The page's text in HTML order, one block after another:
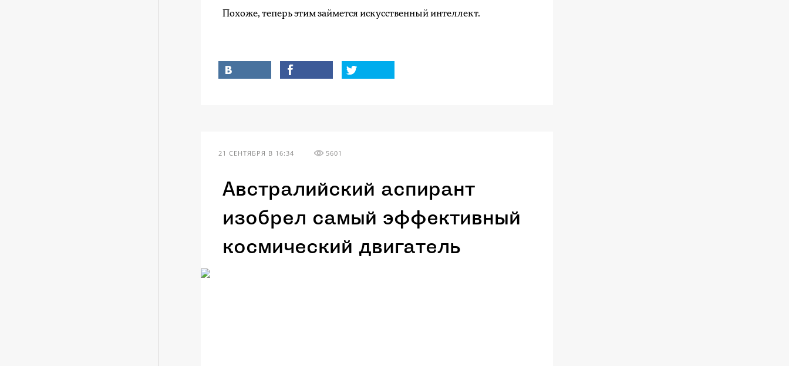
Похоже, теперь этим займется искусственный интеллект.
21 СЕНТЯБРЯ В 16:34 5601
Австралийский аспирант
изобрел самый эффективный
космический двигатель